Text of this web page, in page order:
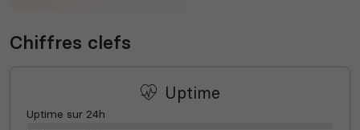
Chiffres clefs
Uptime
Uptime sur 24h